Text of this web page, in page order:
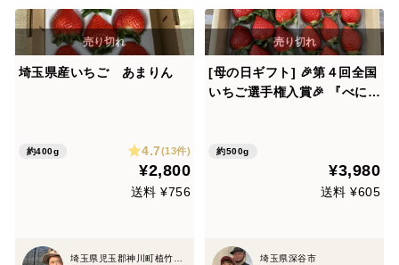
埼玉県産いちご あまりん
約400g 4.7(13件)
¥2,800
送料 ¥756
埼玉県児玉郡神川町植竹1357
[母の日ギフト] 🎉第４回全国
いちご選手権入賞🎉 『べにた
粒、8粒、9粒、11粒、15粒
のいずれか 250g×2パック入
約500g
¥3,980
送料 ¥605
埼玉県深谷市